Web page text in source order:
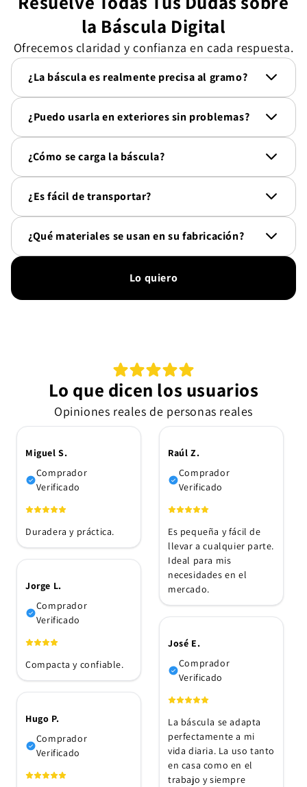
la Báscula Digital
Ofrecemos claridad y confianza en cada respuesta.
¿La báscula es realmente precisa al gramo?
¿Puedo usarla en exteriores sin problemas?
¿Cómo se carga la báscula?
¿Es fácil de transportar?
¿Qué materiales se usan en su fabricación?
Lo quiero
Lo que dicen los usuarios
Opiniones reales de personas reales
Miguel S.
Comprador
Verificado
Duradera y práctica.
Raúl Z.
Comprador
Verificado
Es pequeña y fácil de
llevar a cualquier parte.
Ideal para mis
necesidades en el
mercado.
Jorge L.
Comprador
Verificado
Compacta y confiable.
José E.
Comprador
Verificado
La báscula se adapta
perfectamente a mi
vida diaria. La uso tanto
en casa como en el
trabajo y siempre
Hugo P.
Comprador
Verificado